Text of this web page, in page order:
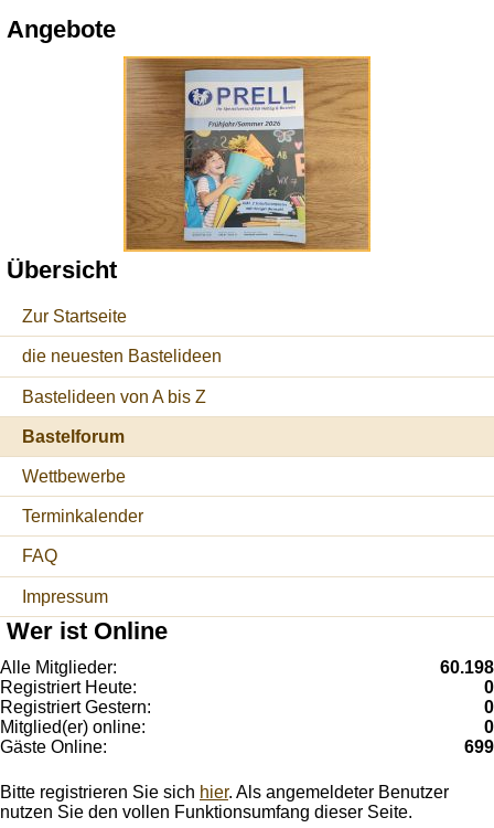
Angebote
Übersicht
Zur Startseite
die neuesten Bastelideen
Bastelideen von A bis Z
Bastelforum
Wettbewerbe
Terminkalender
FAQ
Impressum
Wer ist Online
Alle Mitglieder:
60.198
Registriert Heute:
0
Registriert Gestern:
0
Mitglied(er) online:
0
Gäste Online:
699
Bitte registrieren Sie sich hier. Als angemeldeter Benutzer
nutzen Sie den vollen Funktionsumfang dieser Seite.